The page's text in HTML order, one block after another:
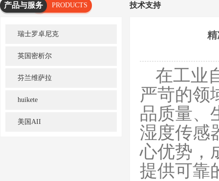
产品与服务
PRODUCTS
SERVICES
瑞士罗卓尼克
英国密析尔
芬兰维萨拉
huikete
美国AII
技术支持
在工业
严苛的领
品质量、
湿度传感
心优势，
提供可靠